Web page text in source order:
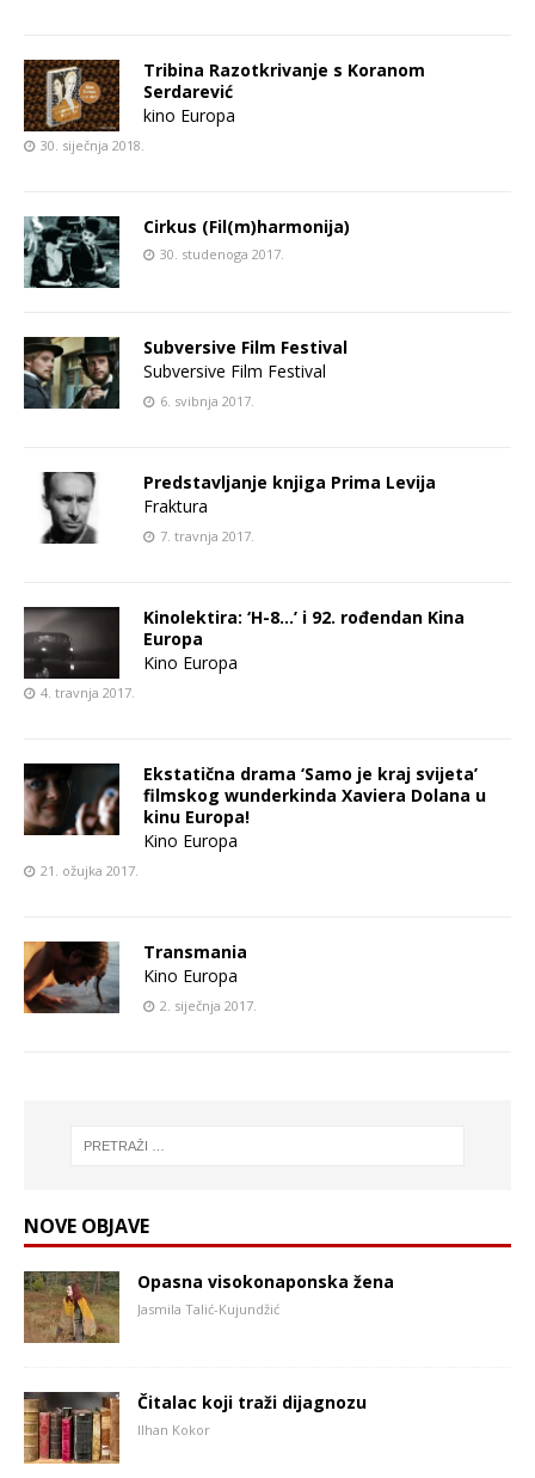
Tribina Razotkrivanje s Koranom
Serdarević
kino Europa
30. siječnja 2018.
Cirkus (Fil(m)harmonija)
30. studenoga 2017.
Subversive Film Festival
Subversive Film Festival
6. svibnja 2017.
Predstavljanje knjiga Prima Levija
Fraktura
7. travnja 2017.
Kinolektira: ‘H-8…’ i 92. rođendan Kina
Europa
Kino Europa
4. travnja 2017.
Ekstatična drama ‘Samo je kraj svijeta’
filmskog wunderkinda Xaviera Dolana u
kinu Europa!
Kino Europa
21. ožujka 2017.
Transmania
Kino Europa
2. siječnja 2017.
NOVE OBJAVE
Opasna visokonaponska žena
Jasmila Talić-Kujundžić
Čitalac koji traži dijagnozu
Ilhan Kokor